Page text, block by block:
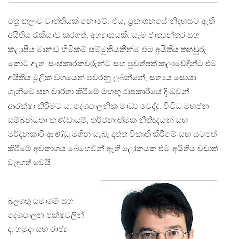
පත‍්‍ර කලාව වෘත්තියක් නොවේ. එය, ප‍්‍රකාශනයේ නිදහසට ඇති
අයිතිය රැකියාව කරගත්, අභ්‍යාසයකි. සෑම ජාත්‍යන්තර සහ
කළාපීය මානව හිමිකම් සම්මුතියකින්ම එම අයිතිය තහවුරු
කොට ඇත. සංස්කාරකවරුන්ට සහ පුවත්පත් කලාවේදීන්ට එම
අයිතිය මූලික වශයෙන් පවරනු ලබන්නේ, සත්‍යය සොයා
ගැනීමේ සහ වාර්තා කිරීමේ මහඟු රාජකාරියේ දී ඔවුන්
ආරක්ෂා කිරීමට ය. දේශපාලනික මාධ්‍ය වෙද්දු, විවිධ මහජන
සම්බන්ධතා කණ්ඩායම්, තර්ජනාත්මක නීතිඥයන් සහ
මර්දනකාරී ආණ්ඩු මගින් සැබෑ දත්ත විකෘති කිරීමේ සහ යටපත්
කිරීමේ අවකාශය බෙහෙවින් ඇති ලෝකයක එම අයිතිය වඩාත්
වැදගත් වෙයි.
බලගතු සමාගම් සහ
දේශපාලන පක්ෂවලින්
ද, හමුදා සහ රාජ්‍ය